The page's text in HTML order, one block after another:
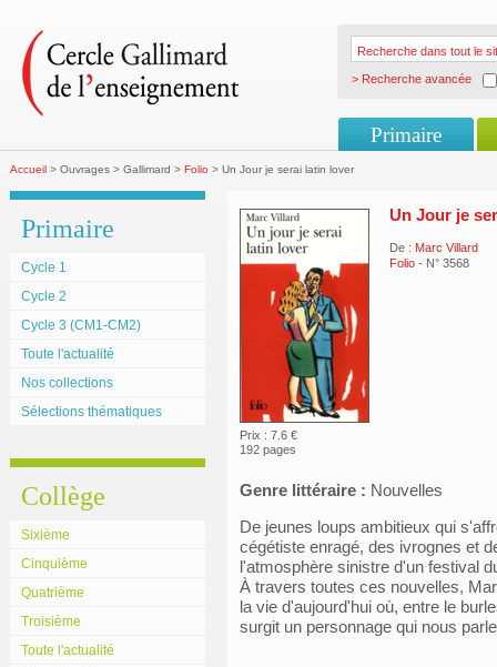
> Recherche avancée
Primaire
Accueil > Ouvrages > Gallimard > Folio > Un Jour je serai latin lover
Primaire
Cycle 1
Cycle 2
Cycle 3 (CM1-CM2)
Toute l'actualité
Nos collections
Sélections thématiques
Collège
Sixième
Cinquième
Quatrième
Troisième
Toute l'actualité
Prix : 7.6 €
192 pages
Un Jour je
De : Marc Villard
Folio - N° 3568
Genre littéraire : Nouvelles
De jeunes loups ambitieux qui
cégétiste enragé, des ivrognes et
l'atmosphère sinistre d'un festival
À travers toutes ces nouvelles,
la vie d'aujourd'hui où, entre le
surgit un personnage qui nous